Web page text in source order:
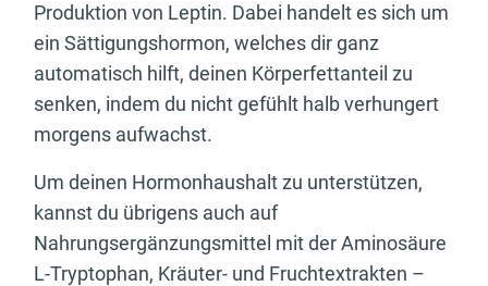
Produktion von Leptin. Dabei handelt es sich um
ein Sättigungshormon, welches dir ganz
automatisch hilft, deinen Körperfettanteil zu
senken, indem du nicht gefühlt halb verhungert
morgens aufwachst.
Um deinen Hormonhaushalt zu unterstützen,
kannst du übrigens auch auf
Nahrungsergänzungsmittel mit der Aminosäure
L-Tryptophan, Kräuter- und Fruchtextrakten –